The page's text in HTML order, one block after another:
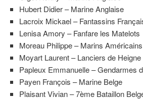
Hubert Didier – Marine Anglaise
Lacroix Mickael – Fantassins
Lenisa Amory – Fanfare les Matelots
Moreau Philippe – Marins Américains
Moyart Laurent – Lanciers de Heigne
Papleux Emmanuelle – Gendarmes
Payen François – Marine Belge
Plaisant Vivian – 7ème Bataillon